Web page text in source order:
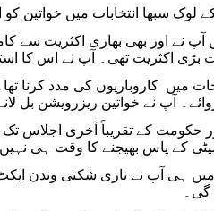
بڑی اکثریت تھی۔ آپ نے اس کا
میں کاروباریوں کی مدد کرنا
آپ نے خواتین ریزرویشن بل
حکومت کے تقریباً آخری اجلاس
کے پاس بھیجنے کا وقت ہی
ستمبر 2023 میں ہی آپ نے ناری شکتی